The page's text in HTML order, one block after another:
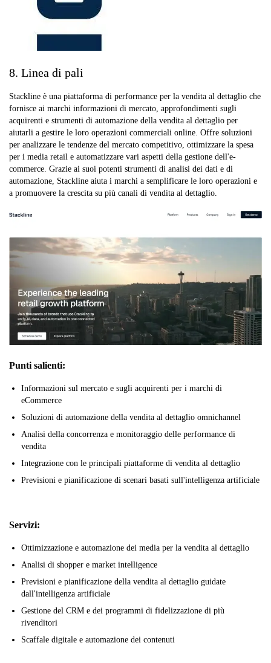
8. Linea di pali
Stackline è una piattaforma di performance per la vendita al dettaglio che
fornisce ai marchi informazioni di mercato, approfondimenti sugli
acquirenti e strumenti di automazione della vendita al dettaglio per
aiutarli a gestire le loro operazioni commerciali online. Offre soluzioni
per analizzare le tendenze del mercato competitivo, ottimizzare la spesa
per i media retail e automatizzare vari aspetti della gestione dell'e-
commerce. Grazie ai suoi potenti strumenti di analisi dei dati e di
automazione, Stackline aiuta i marchi a semplificare le loro operazioni e
a promuovere la crescita su più canali di vendita al dettaglio.
Punti salienti:
Informazioni sul mercato e sugli acquirenti per i marchi di
eCommerce
Soluzioni di automazione della vendita al dettaglio omnichannel
Analisi della concorrenza e monitoraggio delle performance di
vendita
Integrazione con le principali piattaforme di vendita al dettaglio
Previsioni e pianificazione di scenari basati sull'intelligenza artificiale
Servizi:
Ottimizzazione e automazione dei media per la vendita al dettaglio
Analisi di shopper e market intelligence
Previsioni e pianificazione della vendita al dettaglio guidate
dall'intelligenza artificiale
Gestione del CRM e dei programmi di fidelizzazione di più
rivenditori
Scaffale digitale e automazione dei contenuti